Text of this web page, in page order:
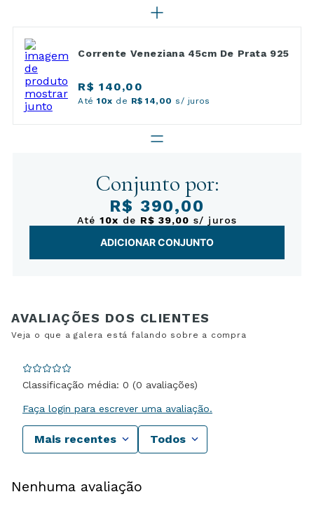
Corrente Veneziana 45cm De Prata 925
R$ 140,00
Até10x de R$ 14,00 s/ juros
Conjunto por:
R$ 390,00
Até10x de R$ 39,00 s/ juros
ADICIONAR CONJUNTO
Classificação média: 0 (0 avaliações)
Faça login para escrever uma avaliação.
Mais recentes Todos
Nenhuma avaliação